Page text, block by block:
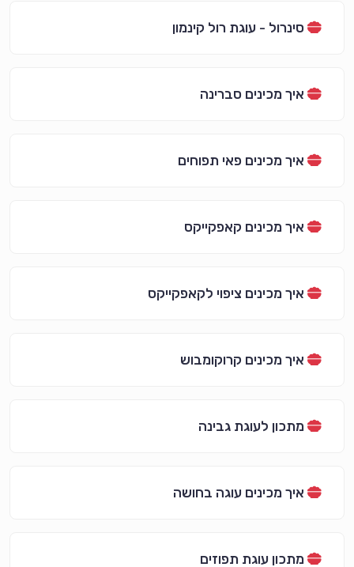
סינרול - עוגת רול קינמון
איך מכינים סברינה
איך מכינים פאי תפוחים
איך מכינים קאפקייקס
איך מכינים ציפוי לקאפקייקס
איך מכינים קרוקומבוש
מתכון לעוגת גבינה
איך מכינים עוגה בחושה
מתכון עוגת תפוזים